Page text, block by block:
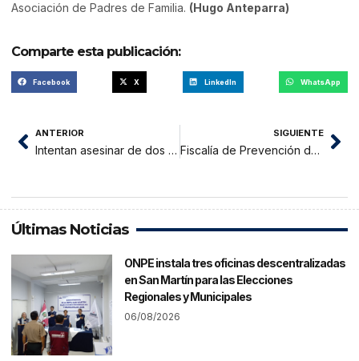
Asociación de Padres de Familia. (Hugo Anteparra)
Comparte esta publicación:
Facebook X LinkedIn WhatsApp
ANTERIOR
Intentan asesinar de dos impactos de bala a artesano en Nueva Cajamarca
SIGUIENTE
Fiscalía de Prevención del Delito verifica matrículas escolares
Últimas Noticias
ONPE instala tres oficinas descentralizadas
en San Martín para las Elecciones
Regionales y Municipales
06/08/2026